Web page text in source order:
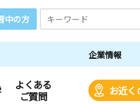
中の方
企業情報
よくある
ご質問
お近く